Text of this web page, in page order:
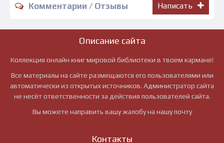
Комментарии / Отзывы Написать
Описание сайта
Коллекция онлайн книг мировой библиотеки в твоем кармане!
Все материалы на сайте размещаются его пользователями или
автоматически из открытых источников. Администратор сайта
не несёт ответственности за действия пользователей сайта.
Вы можете направить вашу жалобу на нашу почту
Контакты